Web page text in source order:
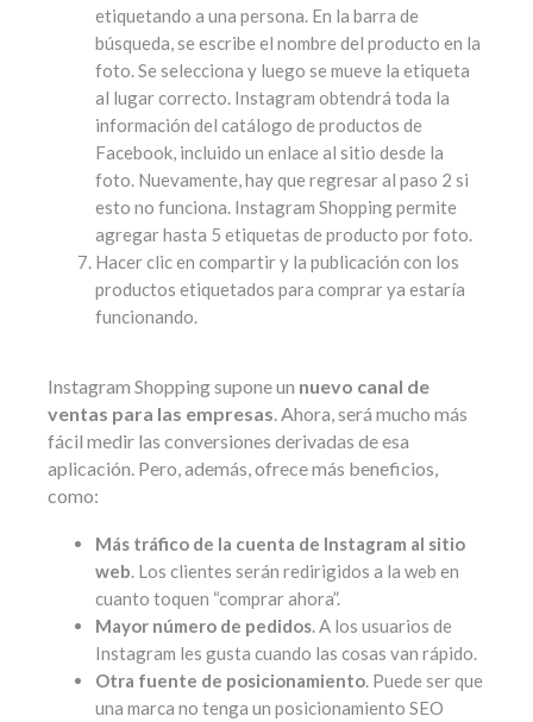
etiquetando a una persona. En la barra de
búsqueda, se escribe el nombre del producto en la
foto. Se selecciona y luego se mueve la etiqueta
al lugar correcto. Instagram obtendrá toda la
información del catálogo de productos de
Facebook, incluido un enlace al sitio desde la
foto. Nuevamente, hay que regresar al paso 2 si
esto no funciona. Instagram Shopping permite
agregar hasta 5 etiquetas de producto por foto.
Hacer clic en compartir y la publicación con los
productos etiquetados para comprar ya estaría
funcionando.
Instagram Shopping supone un nuevo canal de
ventas para las empresas. Ahora, será mucho más
fácil medir las conversiones derivadas de esa
aplicación. Pero, además, ofrece más beneficios,
como:
Más tráfico de la cuenta de Instagram al sitio
web. Los clientes serán redirigidos a la web en
cuanto toquen “comprar ahora”.
Mayor número de pedidos. A los usuarios de
Instagram les gusta cuando las cosas van rápido.
Otra fuente de posicionamiento. Puede ser que
una marca no tenga un posicionamiento SEO